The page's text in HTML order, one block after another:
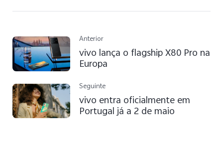
Anterior
vivo lança o flagship X80 Pro na
Europa
Seguinte
vivo entra oficialmente em
Portugal já a 2 de maio